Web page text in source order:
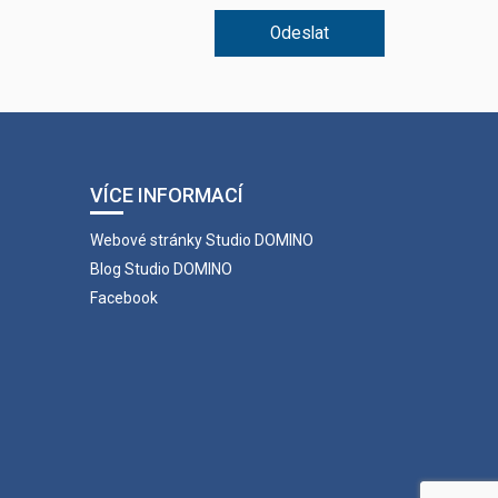
Odeslat
VÍCE INFORMACÍ
Webové stránky Studio DOMINO
Blog Studio DOMINO
Facebook